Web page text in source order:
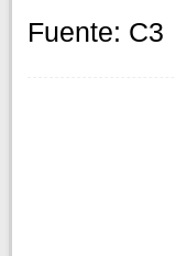
Fuente: C3